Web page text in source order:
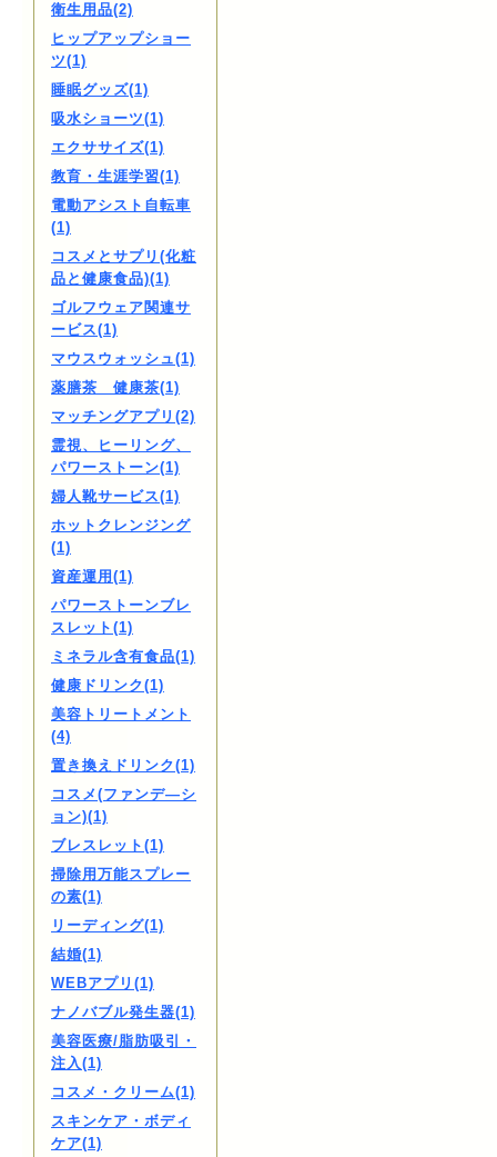
衛生用品(2)
ヒップアップショー
ツ(1)
睡眠グッズ(1)
吸水ショーツ(1)
エクササイズ(1)
教育・生涯学習(1)
電動アシスト自転車
(1)
コスメとサプリ(化粧
品と健康食品)(1)
ゴルフウェア関連サ
ービス(1)
マウスウォッシュ(1)
薬膳茶 健康茶(1)
マッチングアプリ(2)
霊視、ヒーリング、
パワーストーン(1)
婦人靴サービス(1)
ホットクレンジング
(1)
資産運用(1)
パワーストーンブレ
スレット(1)
ミネラル含有食品(1)
健康ドリンク(1)
美容トリートメント
(4)
置き換えドリンク(1)
コスメ(ファンデ―シ
ョン)(1)
ブレスレット(1)
掃除用万能スプレー
の素(1)
リーディング(1)
結婚(1)
WEBアプリ(1)
ナノバブル発生器(1)
美容医療/脂肪吸引・
注入(1)
コスメ・クリーム(1)
スキンケア・ボディ
ケア(1)